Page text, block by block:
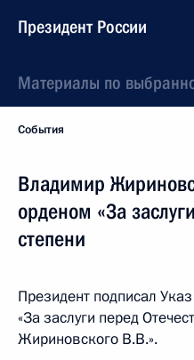
Президент России
Материалы по
События
Владимир
орденом «За
степени
Президент подписал
«За заслуги перед
Жириновского В.В.».